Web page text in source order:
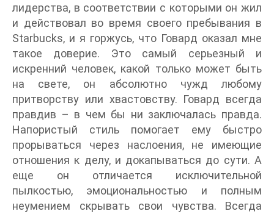
лидерства, в соответствии с которыми он жил
и действовал во время своего пребывания в
Starbucks, и я горжусь, что Говард оказал мне
такое доверие. Это самый серьезный и
искренний человек, какой только может быть
на свете, он абсолютно чужд любому
притворству или хвастовству. Говард всегда
правдив – в чем бы ни заключалась правда.
Напористый стиль помогает ему быстро
прорываться через наслоения, не имеющие
отношения к делу, и докапываться до сути. А
еще он отличается исключительной
пылкостью, эмоциональностью и полным
неумением скрывать свои чувства. Всегда